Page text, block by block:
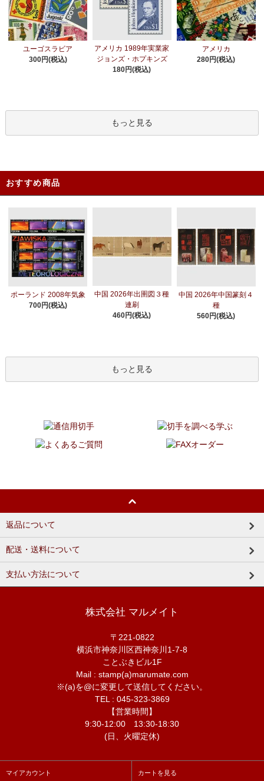
ユーゴスラビア
300円(税込)
アメリカ 1989年実業家
ジョンズ・ホプキンズ
180円(税込)
アメリカ
280円(税込)
もっと見る
おすすめ商品
ポーランド 2008年気象
700円(税込)
中国 2026年出圉図３種
連刷
460円(税込)
中国 2026年中国篆刻４
種
560円(税込)
もっと見る
返品について
配送・送料について
支払い方法について
株式会社 マルメイト
〒221-0822
横浜市神奈川区西神奈川1-7-8
ことぶきビル1F
Mail : stamp(a)marumate.com
※(a)を@に変更して送信してください。
TEL : 045-323-3869
【営業時間】
9:30-12:00 13:30-18:30
(日、火曜定休)
マイアカウント カートを見る